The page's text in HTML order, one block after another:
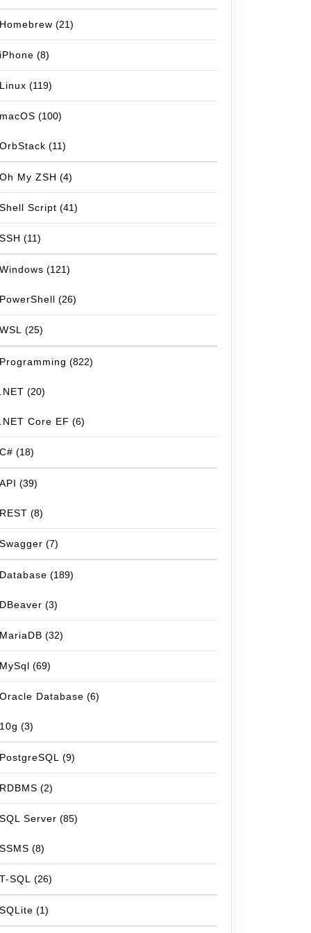
Homebrew (21)
iPhone (8)
Linux (119)
macOS (100)
OrbStack (11)
Oh My ZSH (4)
Shell Script (41)
SSH (11)
Windows (121)
PowerShell (26)
WSL (25)
Programming (822)
.NET (20)
.NET Core EF (6)
C# (18)
API (39)
REST (8)
Swagger (7)
Database (189)
DBeaver (3)
MariaDB (32)
MySql (69)
Oracle Database (6)
10g (3)
PostgreSQL (9)
RDBMS (2)
SQL Server (85)
SSMS (8)
T-SQL (26)
SQLite (1)